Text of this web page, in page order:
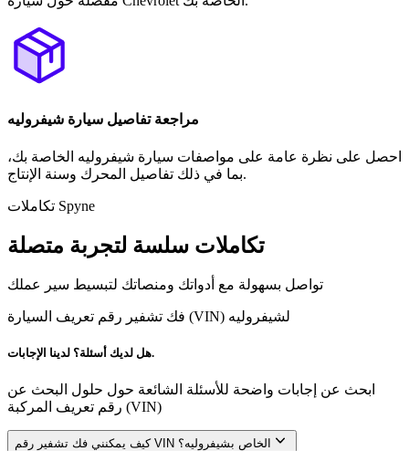
مراجعة تفاصيل سيارة شيفروليه
احصل على نظرة عامة على مواصفات سيارة شيفروليه الخاصة بك،
بما في ذلك تفاصيل المحرك وسنة الإنتاج.
تكاملات Spyne
تكاملات سلسة لتجربة متصلة
تواصل بسهولة مع أدواتك ومنصاتك لتبسيط سير عملك
فك تشفير رقم تعريف السيارة (VIN) لشيفروليه
هل لديك أسئلة؟ لدينا الإجابات.
ابحث عن إجابات واضحة للأسئلة الشائعة حول حلول البحث عن
رقم تعريف المركبة (VIN)
كيف يمكنني فك تشفير رقم VIN الخاص بشيفروليه؟